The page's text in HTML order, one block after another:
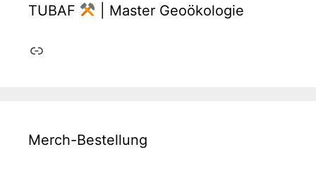
TUBAF | Master Geoökologie
Link
Merch-Bestellung